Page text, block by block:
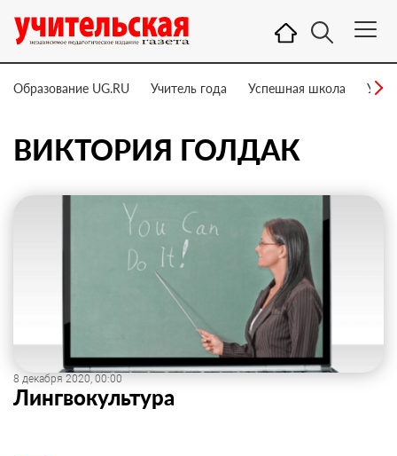
Образование UG.RU Учитель года Успешная школа
ВИКТОРИЯ ГОЛДАК
8 декабря 2020, 00:00
Лингвокультура